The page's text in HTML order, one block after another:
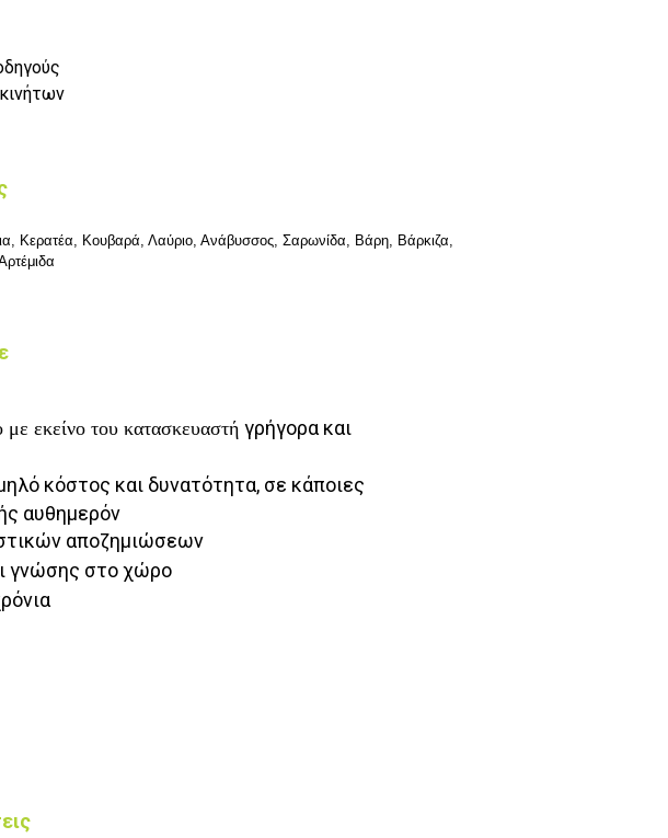
Κερατέα, Κουβαρά, Λαύριο, Ανάβυσσος, Σαρωνίδα, Βάρη, Βάρκιζα,
εκείνο του κατασκευαστή γρήγορα και
κόστος και δυνατότητα, σε κάποιες
αυθημερόν
αποζημιώσεων
γνώσης στο χώρο